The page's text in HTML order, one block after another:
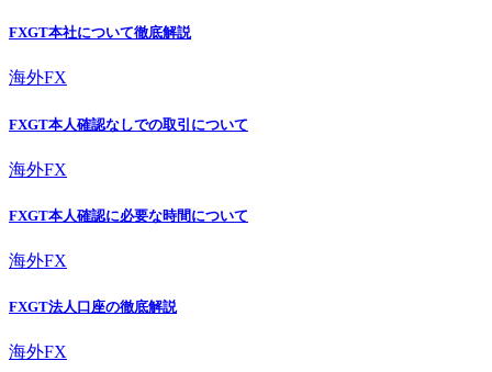
FXGT本社について徹底解説
海外FX
FXGT本人確認なしでの取引について
海外FX
FXGT本人確認に必要な時間について
海外FX
FXGT法人口座の徹底解説
海外FX